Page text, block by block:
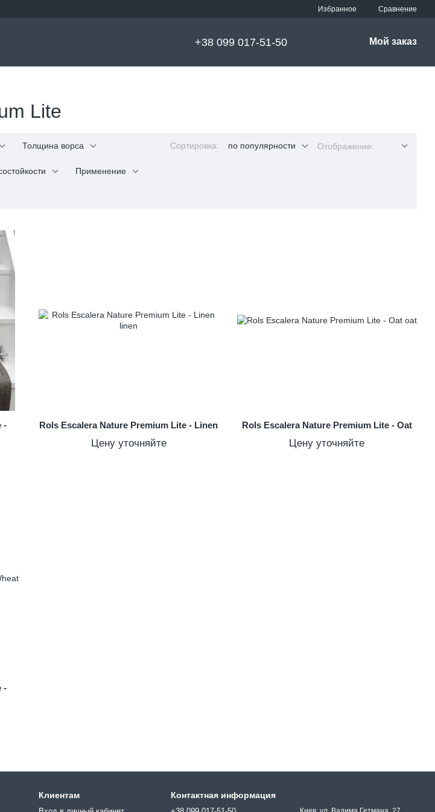
Избранное Сравнение
+38 099 017-51-50 Мой заказ
Lite
Толщина ворса
Применение
Сортировка: по популярности Отображение:
-
Rols Escalera Nature Premium Lite - Linen
Цену уточняйте
Rols Escalera Nature Premium Lite - Oat
Цену уточняйте
-
Клиентам Контактная информация